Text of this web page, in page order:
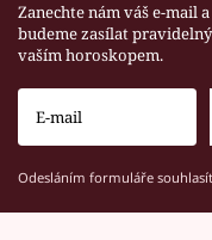
Zanechte nám váš e-mail
budeme zasílat
vaším horoskopem.
Odesláním formuláře